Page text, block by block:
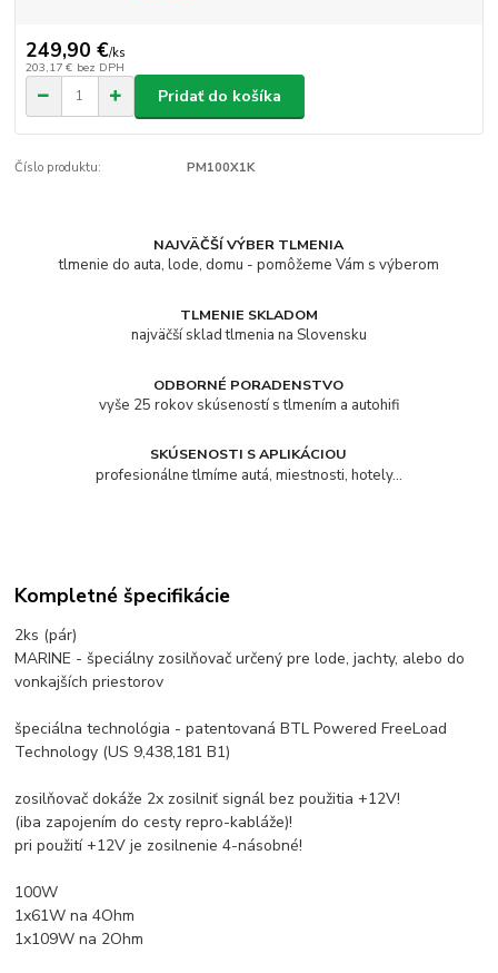
249,90 €/ks
203,17 € bez DPH
Pridať do košíka
Číslo produktu: PM100X1K
NAJVÄČŠÍ VÝBER TLMENIA
tlmenie do auta, lode, domu - pomôžeme Vám s výberom
TLMENIE SKLADOM
najväčší sklad tlmenia na Slovensku
ODBORNÉ PORADENSTVO
vyše 25 rokov skúseností s tlmením a autohifi
SKÚSENOSTI S APLIKÁCIOU
profesionálne tlmíme autá, miestnosti, hotely...
Kompletné špecifikácie
2ks (pár)
MARINE - špeciálny zosilňovač určený pre lode, jachty, alebo do
vonkajších priestorov
špeciálna technológia - patentovaná BTL Powered FreeLoad
Technology (US 9,438,181 B1)
zosilňovač dokáže 2x zosilniť signál bez použitia +12V!
(iba zapojením do cesty repro-kabláže)!
pri použití +12V je zosilnenie 4-násobné!
100W
1x61W na 4Ohm
1x109W na 2Ohm